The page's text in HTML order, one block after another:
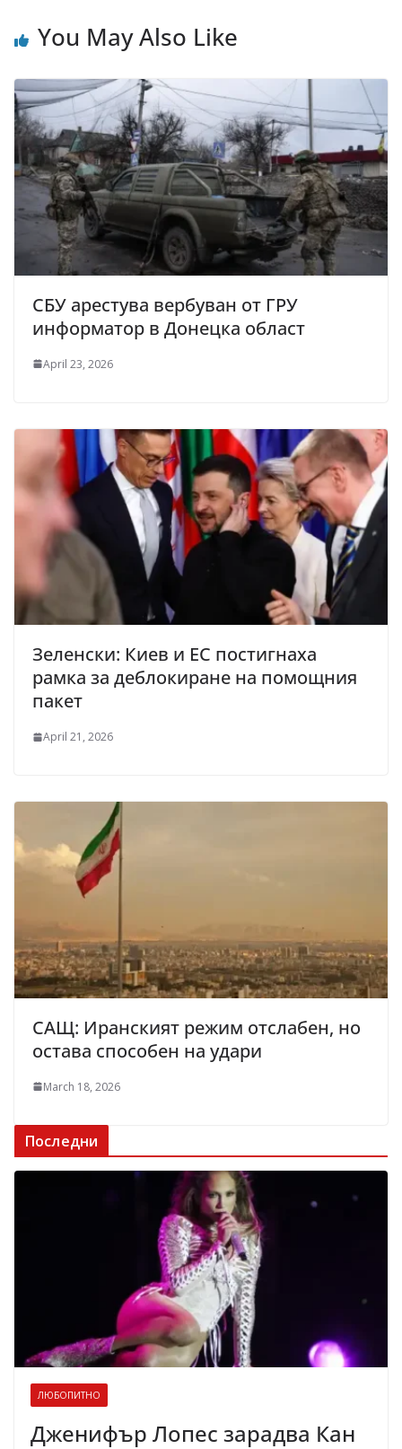
You May Also Like
СБУ арестува вербуван от ГРУ
информатор в Донецка област
April 23, 2026
Зеленски: Киев и ЕС постигнаха
рамка за деблокиране на помощния
пакет
April 21, 2026
САЩ: Иранският режим отслабен, но
остава способен на удари
March 18, 2026
Последни
ЛЮБОПИТНО
Дженифър Лопес зарадва Кан